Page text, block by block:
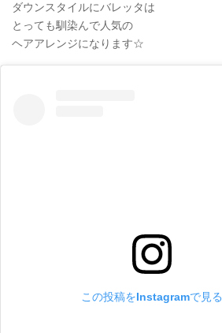
ダウンスタイルにバレッタは
とっても馴染んで人気の
ヘアアレンジになります☆
この投稿をInstagramで見る